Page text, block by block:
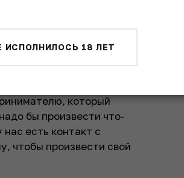
который
бы произвести что-
есть контакт с
чтобы произвести свой
ИСПОЛНИЛОСЬ 18 ЛЕТ